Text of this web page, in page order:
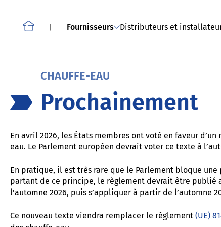
Home Fournisseurs Distributeurs et
téléphones mobiles
CHAUFFE-EAU
Prochainement
En avril 2026, les États membres ont voté en faveur
eau. Le Parlement européen devrait voter ce texte à
En pratique, il est très rare que le Parlement bloque
partant de ce principe, le règlement devrait être publié
l’automne 2026, puis s’appliquer à partir de l’automne
Ce nouveau texte viendra remplacer le règlement (UE)